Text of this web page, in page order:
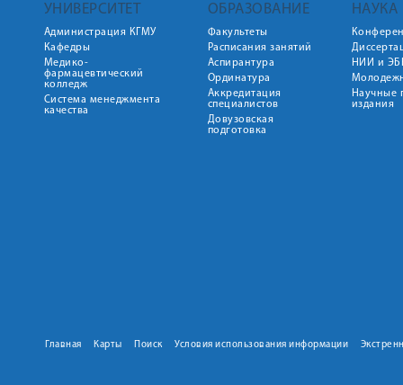
УНИВЕРСИТЕТ
Администрация КГМУ
Кафедры
Медико-
фармацевтический
колледж
Система менеджмента
качества
ОБРАЗОВАНИЕ
Факультеты
Расписания занятий
Аспирантура
Ординатура
Аккредитация
специалистов
Довузовская
подготовка
НАУКА
НИИ и
Научные
издания
Главная Карты Поиск Условия использования информации